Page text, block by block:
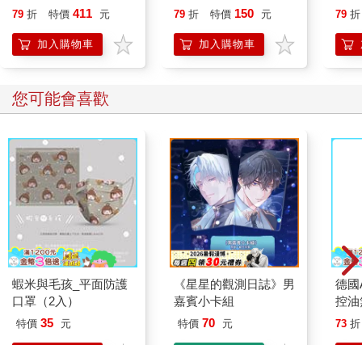
喵》作者最新力作，附
79 折 特價 411 元
加入購物車
79 折 特價 150 元
加入購物車
79 折
您可能會喜歡
蝦米與毛孩_平面防護
口罩（2入）
特價 35 元
《星星的觀測日誌》男
嘉賓小卡組
特價 70 元
德國
控
凝露
73 折